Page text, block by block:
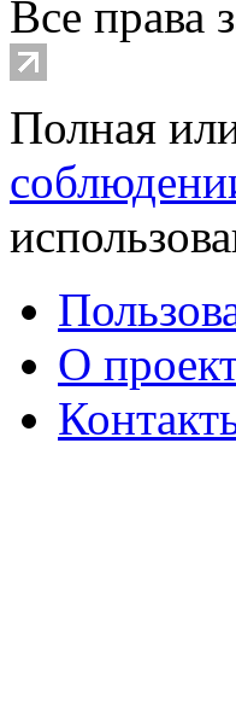
Все права
Полная
О